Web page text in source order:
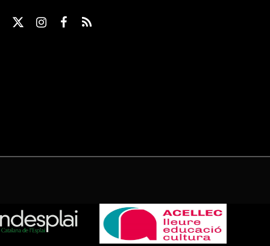
X
InstagramFacebook
RSS